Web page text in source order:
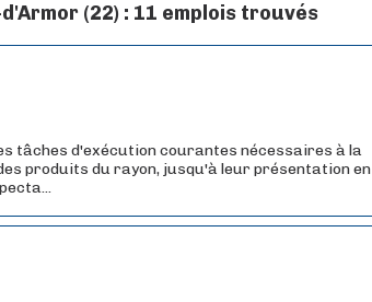
(22) : 11 emplois trouvés
tâches d'exécution courantes nécessaires à la
produits du rayon, jusqu'à leur présentation en